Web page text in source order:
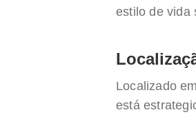
estilo de vida
Localizado
está